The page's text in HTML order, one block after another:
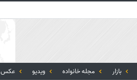
بازار مجله خانواده ویدیو عکس